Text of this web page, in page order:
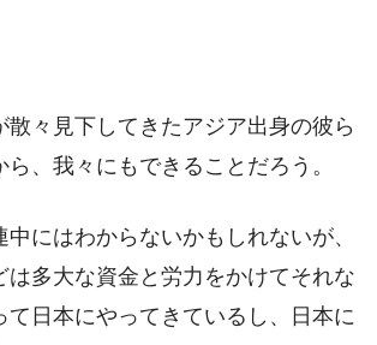
散々見下してきたアジア出身の彼ら
、我々にもできることだろう。
中にはわからないかもしれないが、
は多大な資金と労力をかけてそれな
て日本にやってきているし、日本に